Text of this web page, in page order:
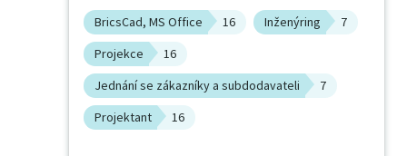
BricsCad, MS Office 16 Inženýring
7
Projekce
16
Jednání se zákazníky a subdodavateli
7
Projektant
16